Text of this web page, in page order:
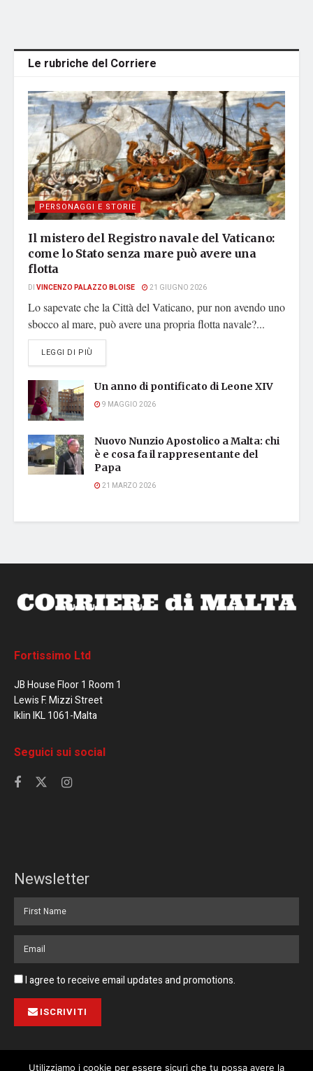
Le rubriche del Corriere
PERSONAGGI E STORIE
Il mistero del Registro navale del Vaticano:
come lo Stato senza mare può avere una
flotta
DI VINCENZO PALAZZO BLOISE 21 GIUGNO 2026
Lo sapevate che la Città del Vaticano, pur non avendo uno
sbocco al mare, può avere una propria flotta navale?...
LEGGI DI PIÙ
Un anno di pontificato di Leone XIV
9 MAGGIO 2026
Nuovo Nunzio Apostolico a Malta: chi
è e cosa fa il rappresentante del
Papa
21 MARZO 2026
Fortissimo Ltd
JB House Floor 1 Room 1
Lewis F. Mizzi Street
Iklin IKL 1061-Malta
Seguici sui social
Newsletter
I agree to receive email updates and promotions.
ISCRIVITI
Utilizziamo i cookie per essere sicuri che tu possa avere la